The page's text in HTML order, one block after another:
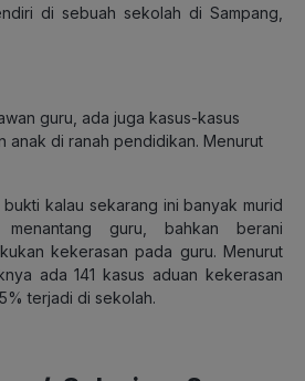
di sebuah sekolah di Sampang,
guru, ada juga kasus-kasus
anak di ranah pendidikan. Menurut
bukti kalau sekarang ini banyak murid
guru, bahkan berani
kekerasan pada guru. Menurut
ada 141 kasus aduan kekerasan
terjadi di sekolah.